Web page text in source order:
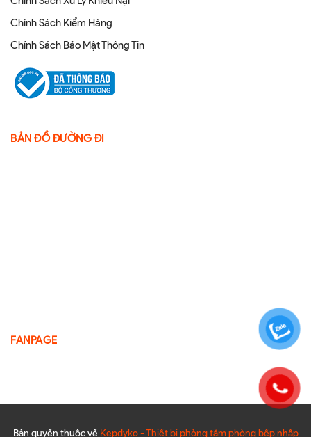
Chính Sách Kiểm Hàng
Chính Sách Bảo Mật Thông Tin
BẢN ĐỒ ĐƯỜNG ĐI
FANPAGE
Bản quyền thuộc về Kepdyko - Thiết bị phòng tắm phòng bếp nhập